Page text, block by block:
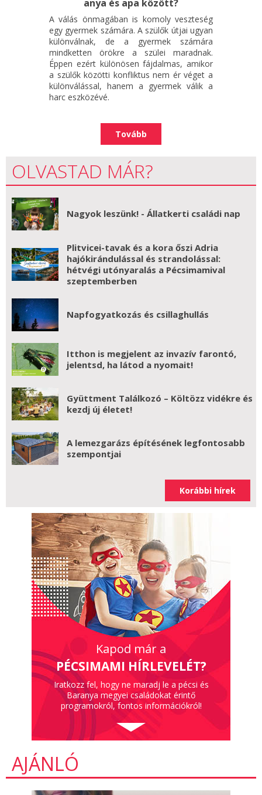
anya és apa között?
A válás önmagában is komoly veszteség
egy gyermek számára. A szülők útjai ugyan
különválnak, de a gyermek számára
mindketten örökre a szülei maradnak.
Éppen ezért különösen fájdalmas, amikor
a szülők közötti konfliktus nem ér véget a
különválással, hanem a gyermek válik a
harc eszközévé.
Tovább
OLVASTAD MÁR?
Nagyok leszünk! - Állatkerti családi nap
Plitvicei-tavak és a kora őszi Adria
hajókirándulással és strandolással:
hétvégi utónyaralás a Pécsimamival
szeptemberben
Napfogyatkozás és csillaghullás
Itthon is megjelent az invazív farontó,
jelentsd, ha látod a nyomait!
Gyüttment Találkozó – Költözz vidékre és
kezdj új életet!
A lemezgarázs építésének legfontosabb
szempontjai
Korábbi hírek
Kapod már a
PÉCSIMAMI HÍRLEVELÉT?
Iratkozz fel, hogy ne maradj le a pécsi és
Baranya megyei családokat érintő
programokról, fontos információkról!
AJÁNLÓ